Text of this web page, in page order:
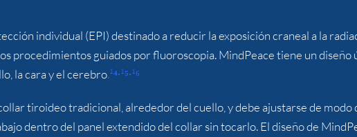
individual (EPI) destinado a reducir la exposición craneal a la
procedimientos guiados por fluoroscopia. MindPeace tiene un diseño
la cara y el cerebro.¹⁴∙¹⁵∙¹⁶
tiroideo tradicional, alrededor del cuello, y debe ajustarse de modo
dentro del panel extendido del collar sin tocarlo. El diseño de